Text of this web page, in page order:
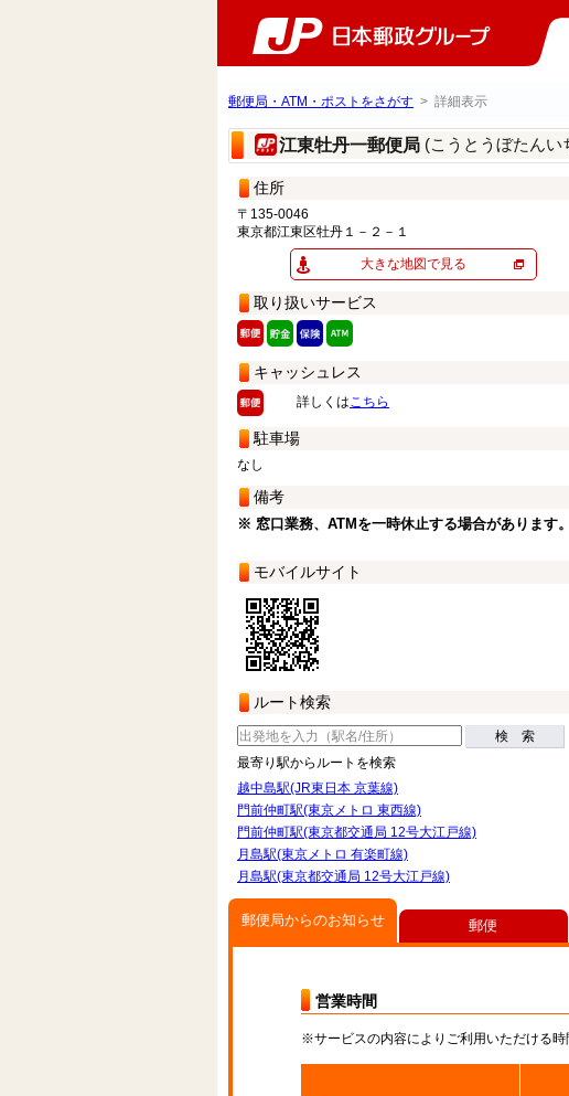
郵便局・ATM・ポストをさがす > 詳細表示
江東牡丹一郵便局 (こうとうぼたんい
住所
〒135-0046
東京都江東区牡丹１－２－１
大きな地図で見る
取り扱いサービス
キャッシュレス
詳しくはこちら
駐車場
なし
備考
※ 窓口業務、ATMを一時休止する場合があります。
モバイルサイト
ルート検索
検 索
最寄り駅からルートを検索
越中島駅(JR東日本 京葉線)
門前仲町駅(東京メトロ 東西線)
門前仲町駅(東京都交通局 12号大江戸線)
月島駅(東京メトロ 有楽町線)
月島駅(東京都交通局 12号大江戸線)
郵便局からのお知らせ
営業時間
※サービスの内容によりご利用いただける時
郵便